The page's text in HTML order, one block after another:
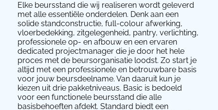
Elke beursstand die wij realiseren wordt geleverd
met alle essentiële onderdelen. Denk aan een
solide standconstructie, full-colour afwerking,
vloerbedekking, zitgelegenheid, pantry, verlichting,
professionele op- en afbouw en een ervaren
dedicated projectmanager die je door het hele
proces met de beursorganisatie loodst. Zo start je
altijd met een professionele en betrouwbare basis
voor jouw beursdeelname. Van daaruit kun je
kiezen uit drie pakketniveaus. Basic is bedoeld
voor een functionele beursstand die alle
basisbehoeften afdekt. Standard biedt een